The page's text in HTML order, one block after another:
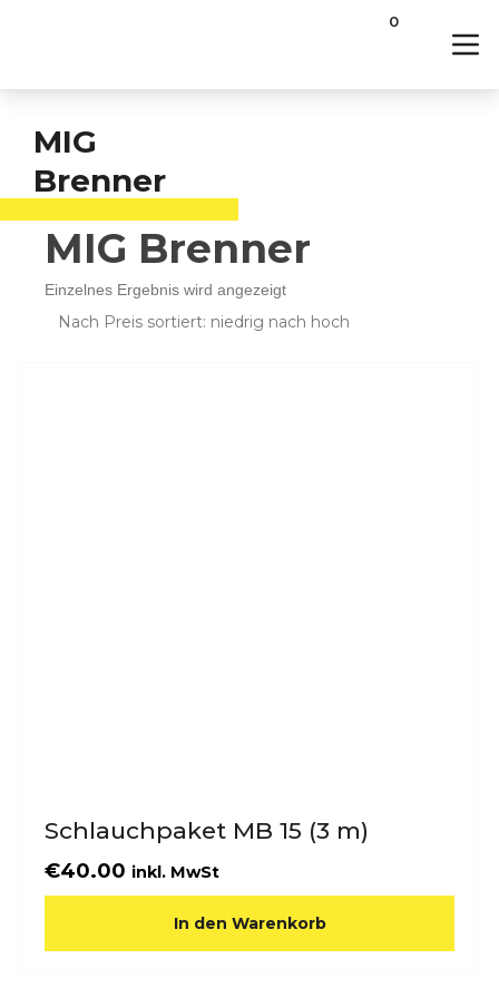
0
/ Produkte verschlagwortet mit „MIG
MIG
Brenner
MIG Brenner
Einzelnes Ergebnis wird angezeigt
Schlauchpaket MB 15 (3 m)
€40.00 inkl. MwSt
In den Warenkorb